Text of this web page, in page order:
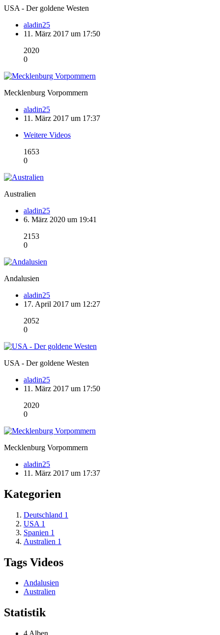
USA - Der goldene Westen
aladin25
11. März 2017 um 17:50
2020
0
Mecklenburg Vorpommern
aladin25
11. März 2017 um 17:37
Weitere Videos
1653
0
Australien
aladin25
6. März 2020 um 19:41
2153
0
Andalusien
aladin25
17. April 2017 um 12:27
2052
0
USA - Der goldene Westen
aladin25
11. März 2017 um 17:50
2020
0
Mecklenburg Vorpommern
aladin25
11. März 2017 um 17:37
Kategorien
Deutschland 1
USA 1
Spanien 1
Australien 1
Tags Videos
Andalusien
Australien
Statistik